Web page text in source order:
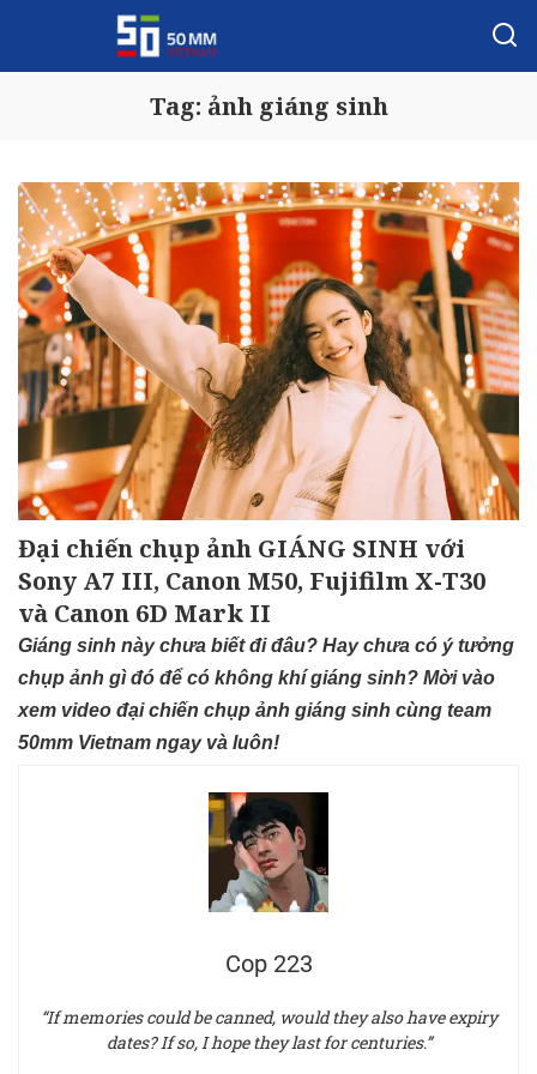
Tag: ảnh giáng sinh
Đại chiến chụp ảnh GIÁNG SINH với
Sony A7 III, Canon M50, Fujifilm X-T30
và Canon 6D Mark II
Giáng sinh này chưa biết đi đâu? Hay chưa có ý tưởng
chụp ảnh gì đó để có không khí giáng sinh? Mời vào
xem video đại chiến chụp ảnh giáng sinh cùng team
50mm Vietnam ngay và luôn!
Cop 223
“If memories could be canned, would they also have expiry
dates? If so, I hope they last for centuries.”